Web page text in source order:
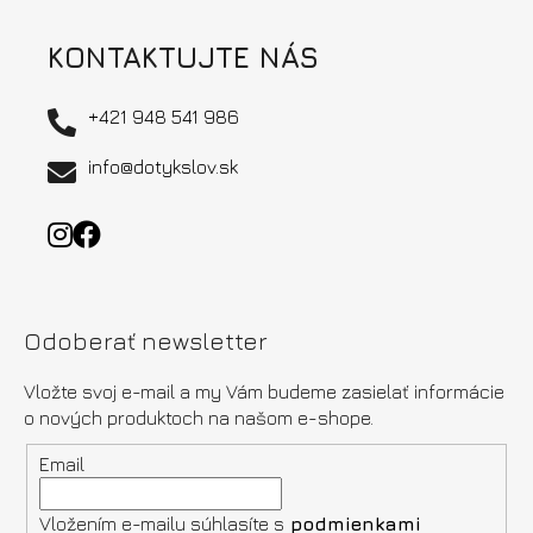
KONTAKTUJTE NÁS
+421 948 541 986
info@dotykslov.sk
Odoberať newsletter
Vložte svoj e-mail a my Vám budeme zasielať informácie
o nových produktoch na našom e-shope.
Email
Vložením e-mailu súhlasíte s podmienkami